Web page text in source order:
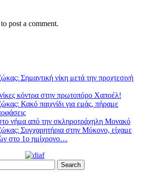
to post a comment.
Σημαντική νίκη μετά την προχτεσινή
κόντρα στην πρωτοπόρο Χαποέλ!
Κακό παιχνίδι για εμάς, πήραμε
νήμα από την σκληροτράχηλη Μονακό
Συγχαρητήρια στην Μύκονο, είχαμε
στο 1ο ημίχρονο…